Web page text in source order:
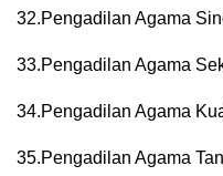
32.Pengadilan Agama
33.Pengadilan Agama
34.Pengadilan Agama
35.Pengadilan Agama